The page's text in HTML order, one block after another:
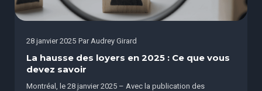
28 janvier 2025 Par Audrey Girard
La hausse des loyers en 2025 : Ce que vous
devez savoir
Montréal, le 28 janvier 2025 – Avec la publication des